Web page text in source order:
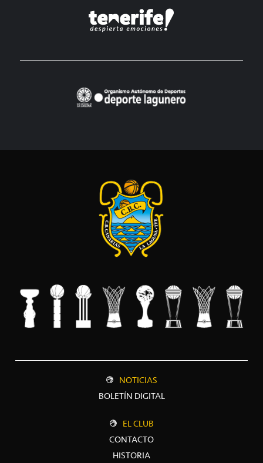
NOTICIAS
BOLETÍN DIGITAL
EL CLUB
CONTACTO
HISTORIA